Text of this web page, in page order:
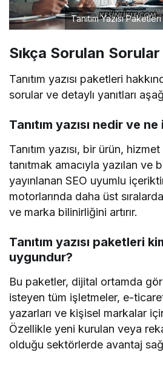
Tanıtım Yazısı
Sıkça Sorulan Sorular
Tanıtım yazısı paketleri
sorular ve detaylı yanıtları
Tanıtım yazısı nedir ve
Tanıtım yazısı, bir ürün,
tanıtmak amacıyla yazılan ve
yayınlanan SEO uyumlu
motorlarında daha üst
ve marka bilinirliğini artırır.
Tanıtım yazısı paketleri
uygundur?
Bu paketler, dijital ortamda
isteyen tüm işletmeler, e-
yazarları ve kişisel markalar
Özellikle yeni kurulan veya
olduğu sektörlerde avantaj